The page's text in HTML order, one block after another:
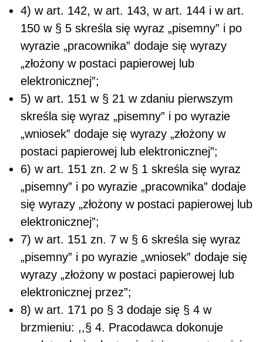
4) w art. 142, w art. 143, w art. 144 i w art.
150 w § 5 skreśla się wyraz „pisemny” i po
wyrazie „pracownika” dodaje się wyrazy
„złożony w postaci papierowej lub
elektronicznej”;
5) w art. 151 w § 21 w zdaniu pierwszym
skreśla się wyraz „pisemny” i po wyrazie
„wniosek” dodaje się wyrazy „złożony w
postaci papierowej lub elektronicznej”;
6) w art. 151 zn. 2 w § 1 skreśla się wyraz
„pisemny” i po wyrazie „pracownika” dodaje
się wyrazy „złożony w postaci papierowej lub
elektronicznej”;
7) w art. 151 zn. 7 w § 6 skreśla się wyraz
„pisemny” i po wyrazie „wniosek” dodaje się
wyrazy „złożony w postaci papierowej lub
elektronicznej przez”;
8) w art. 171 po § 3 dodaje się § 4 w
brzmieniu: ,,§ 4. Pracodawca dokonuje